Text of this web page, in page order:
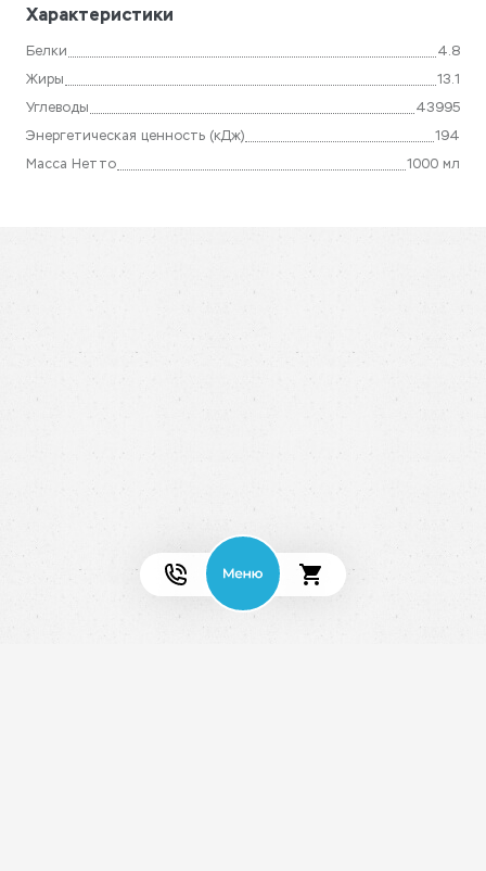
Характеристики
Белки 4.8
Жиры 13.1
Углеводы 43995
Энергетическая ценность (кДж) 194
Масса Нетто 1000 мл